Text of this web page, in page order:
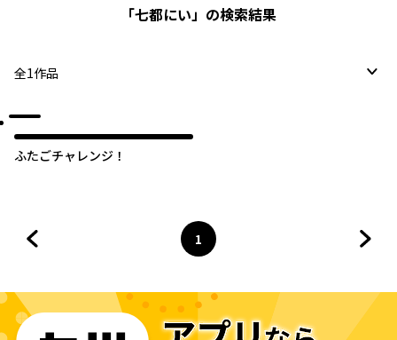
「七都にい」の検索結果
全1作品
ふたごチャレンジ！
ページ
1
へ